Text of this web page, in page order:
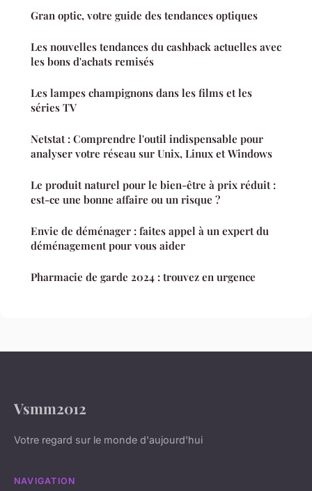
Gran optic, votre guide des tendances optiques
Les nouvelles tendances du cashback actuelles avec
les bons d'achats remisés
Les lampes champignons dans les films et les
séries TV
Netstat : Comprendre l'outil indispensable pour
analyser votre réseau sur Unix, Linux et Windows
Le produit naturel pour le bien-être à prix réduit :
est-ce une bonne affaire ou un risque ?
Envie de déménager : faites appel à un expert du
déménagement pour vous aider
Pharmacie de garde 2024 : trouvez en urgence
Vsmm2012
Votre regard sur le monde d'aujourd'hui
NAVIGATION